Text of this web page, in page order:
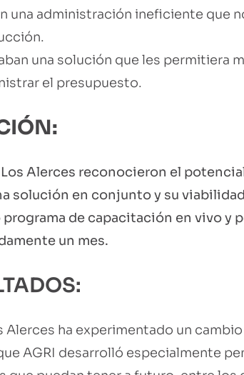
una administración ineficiente que
una solución que les permitiera
el presupuesto.
Los Alerces reconocieron el
solución en conjunto y su
de capacitación en vivo y
un mes.
Alerces ha experimentado un
AGRI desarrolló especialmente